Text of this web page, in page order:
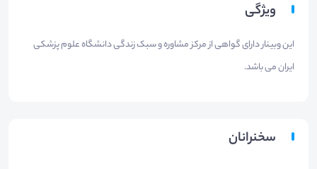
ویژگی
این وبینار دارای گواهی از مرکز مشاوره و سبک زندگی دانشگاه علوم پزشکی
ایران می باشد.
سخنرانان